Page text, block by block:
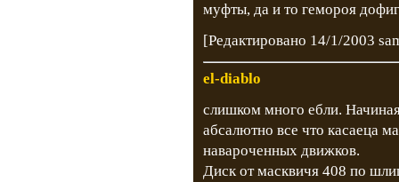
муфты, да и то гемороя
[Редактировано 14/1/2003
el-diablo
слишком много ебли.
абсалютно все что касаеца
навароченных движков.
Диск от масквичя 408 по